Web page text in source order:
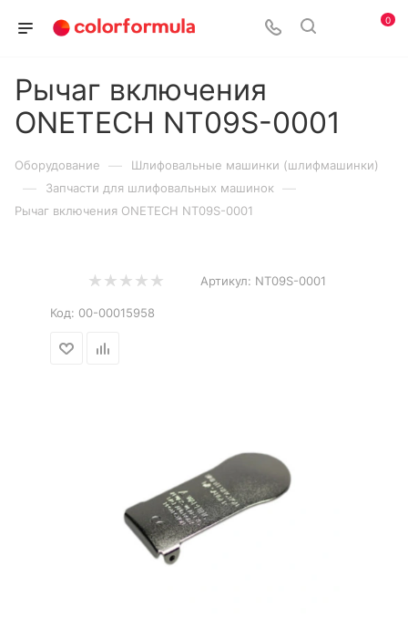
0
Рычаг включения
ONETECH NT09S-0001
Оборудование — Шлифовальные машинки (шлифмашинки)
— Запчасти для шлифовальных машинок —
Рычаг включения ONETECH NT09S-0001
Артикул: NT09S-0001
Код: 00-00015958